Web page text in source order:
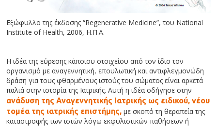
Εξώφυλλο της έκδοσης “Regenerative Medicine”, του National
Institute of Health, 2006, Η.Π.Α.
Η ιδέα της εύρεσης κάποιου στοιχείου από τον ίδιο τον
οργανισμό με αναγεννητική, επουλωτική και αντιφλεγμονώδη
δράση για τους φθαρμένους ιστούς του σώματος είναι αρκετά
παλιά στην ιστορία της Ιατρικής. Αυτή η ιδέα οδήγησε στην
ανάδυση της Αναγεννητικής Ιατρικής ως ειδικού, νέου
τομέα της ιατρικής επιστήμης, με σκοπό τη θεραπεία της
καταστροφής των ιστών λόγω εκφυλιστικών παθήσεων ή